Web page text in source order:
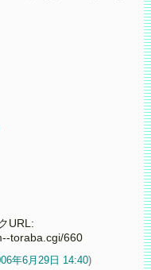
URL:
toraba.cgi/660
年6月29日 14:40)